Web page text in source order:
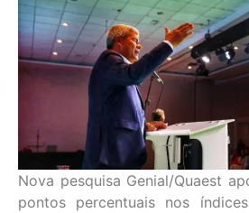
Nova pesquisa Genial/Quaest
pontos percentuais nos